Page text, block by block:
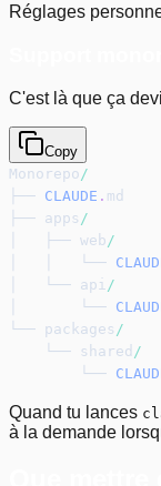
Réglages
C'est là que ça
Copy
Monorepo /
├── CLAUDE . md
├── apps /
│   ├── web /
│   │   └──
│   └── api /
│       └──
└── packages /
    └── shared
/
        └──
Quand tu lances
à la demande